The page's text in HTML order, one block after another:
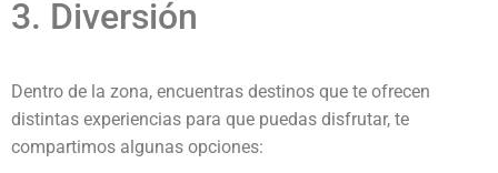
3. Diversión
Dentro de la zona, encuentras destinos que te ofrecen
distintas experiencias para que puedas disfrutar, te
compartimos algunas opciones: